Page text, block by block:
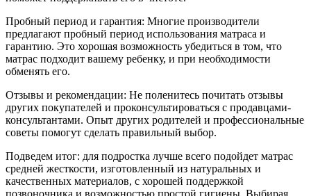
Пробный период и гарантия: Многие производители
предлагают пробный период использования матраса и
гарантию. Это хорошая возможность убедиться в том, что
матрас подходит вашему ребенку, и при необходимости
обменять его.
Отзывы и рекомендации: Не поленитесь почитать отзывы
других покупателей и проконсультироваться с продавцами-
консультантами. Опыт других родителей и профессиональные
советы помогут сделать правильный выбор.
Подведем итог: для подростка лучше всего подойдет матрас
средней жесткости, изготовленный из натуральных и
качественных материалов, с хорошей поддержкой